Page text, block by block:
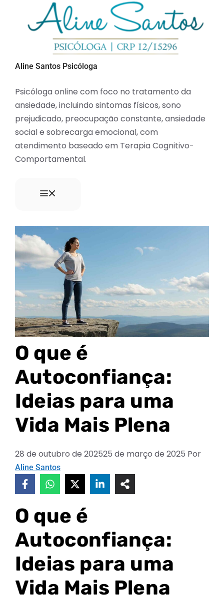
Aline Santos Psicóloga
Psicóloga online com foco no tratamento da
ansiedade, incluindo sintomas físicos, sono
prejudicado, preocupação constante, ansiedade
social e sobrecarga emocional, com
atendimento baseado em Terapia Cognitivo-
Comportamental.
O que é
Autoconfiança:
Ideias para uma
Vida Mais Plena
28 de outubro de 202525 de março de 2025 Por
Aline Santos
O que é
Autoconfiança:
Ideias para uma
Vida Mais Plena